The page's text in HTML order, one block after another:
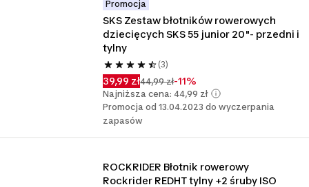
Promocja
SKS Zestaw błotników rowerowych
dziecięcych SKS 55 junior 20"- przedni i
tylny
(3)
39,99 zł44,99 zł-11%
Najniższa cena: 44,99 zł
Promocja od 13.04.2023 do wyczerpania
zapasów
ROCKRIDER Błotnik rowerowy
Rockrider REDHT tylny +2 śruby ISO